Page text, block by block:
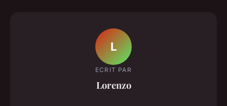
L
ECRIT PAR
Lorenzo